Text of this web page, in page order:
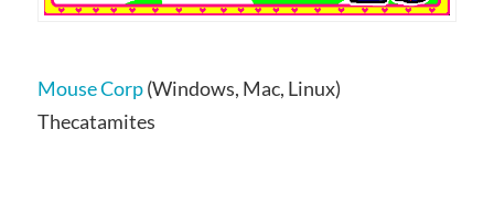
Mouse Corp(Windows, Mac, Linux)
Thecatamites